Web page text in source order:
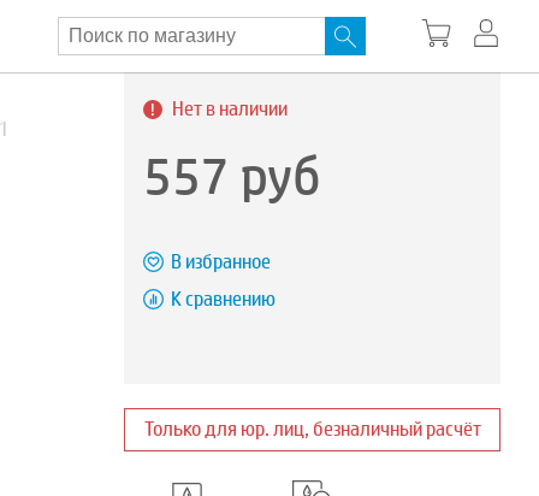
Нет в наличии
557 руб
В избранное
К сравнению
Только для юр. лиц, безналичный расчёт